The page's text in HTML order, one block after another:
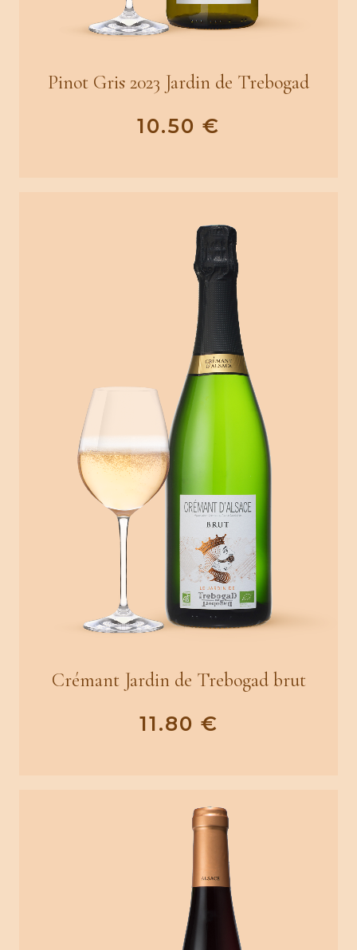
Pinot Gris 2023 Jardin de Trebogad
10.50 €
Crémant Jardin de Trebogad brut
11.80 €